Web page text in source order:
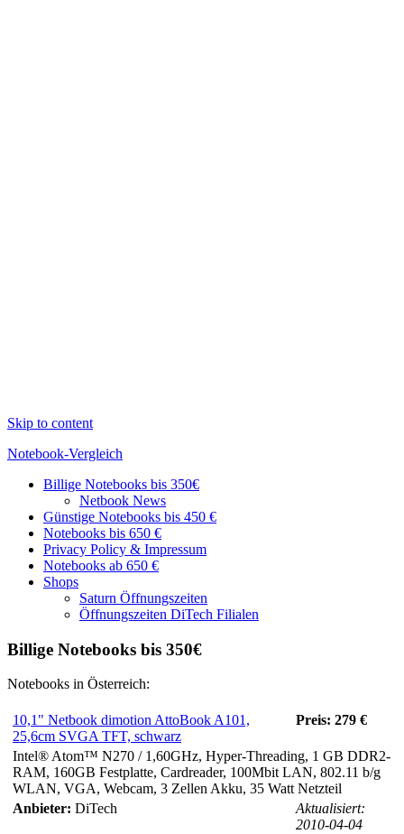
Skip to content
Notebook-Vergleich
Geräte
Vergleich
Billige Notebooks bis 350€
Netbook News
Günstige Notebooks bis 450 €
Notebooks bis 650 €
Privacy Policy & Impressum
Notebooks ab 650 €
Shops
Saturn Öffnungszeiten
Öffnungszeiten DiTech Filialen
Billige Notebooks bis 350€
Notebooks in Österreich:
10,1" Netbook dimotion AttoBook A101,
25,6cm SVGA TFT, schwarz
Preis: 279 €
Intel® Atom™ N270 / 1,60GHz, Hyper-Threading, 1 GB DDR2-
RAM, 160GB Festplatte, Cardreader, 100Mbit LAN, 802.11 b/g
WLAN, VGA, Webcam, 3 Zellen Akku, 35 Watt Netzteil
Anbieter: DiTech
Aktualisiert:
2010-04-04